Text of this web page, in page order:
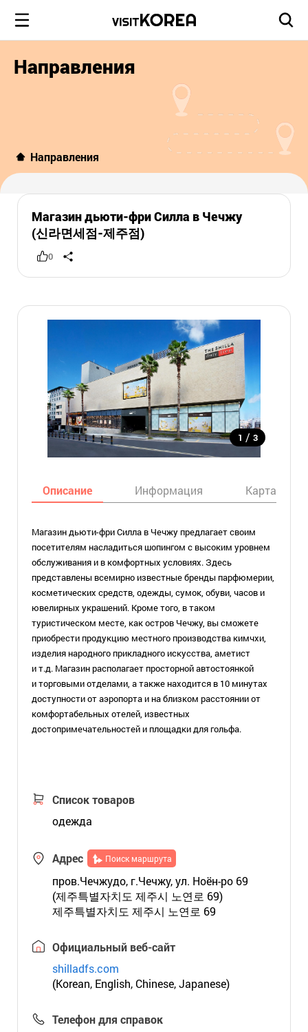
Направления
Направления
Магазин дьюти-фри Силла в Чечжу
(신라면세점-제주점)
0
1 / 3
Описание Информация Карта
Магазин дьюти-фри Силла в Чечжу предлагает своим
посетителям насладиться шопингом с высоким уровнем
обслуживания и в комфортных условиях. Здесь
представлены всемирно известные бренды парфюмерии,
косметических средств, одежды, сумок, обуви, часов и
ювелирных украшений. Кроме того, в таком
туристическом месте, как остров Чечжу, вы сможете
приобрести продукцию местного производства кимчхи,
изделия народного прикладного искусства, аметист
и т.д. Магазин располагает просторной автостоянкой
и торговыми отделами, а также находится в 10 минутах
доступности от аэропорта и на близком расстоянии от
комфортабельных отелей, известных
достопримечательностей и площадки для гольфа.
Список товаров
одежда
Адрес Поиск маршрута
пров.Чечжудо, г.Чечжу, ул. Ноён-ро 69
(제주특별자치도 제주시 노연로 69)
제주특별자치도 제주시 노연로 69
Официальный веб-сайт
shilladfs.com
(Korean, English, Chinese, Japanese)
Телефон для справок